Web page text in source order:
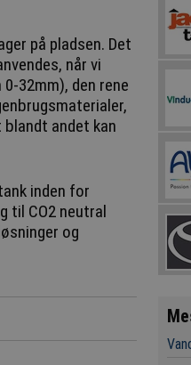
på pladsen. Det
når vi
32mm), den rene
andet kan
inden for
til CO2 neutral
og